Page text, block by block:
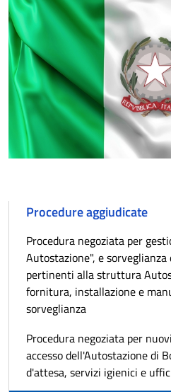
Procedure aggiudicate
Procedura negoziata per
Autostazione", e
pertinenti alla struttura
fornitura, installazione e
sorveglianza
Procedura negoziata per
accesso dell'Autostazione di
d'attesa, servizi igienici e